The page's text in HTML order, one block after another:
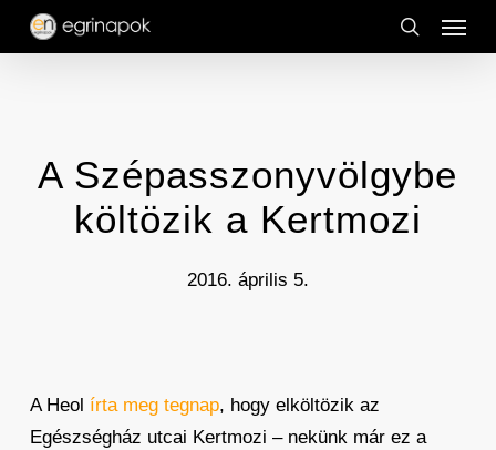
Skip
search
Menu
A Szépasszonyvölgybe
költözik a Kertmozi
2016. április 5.
A Heol írta meg tegnap, hogy elköltözik az
Egészségház utcai Kertmozi – nekünk már ez a